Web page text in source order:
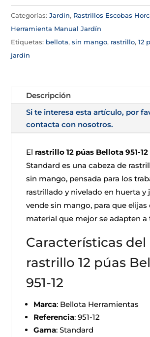
Categorías:Jardin, Rastrillos Escobas
Herramienta Manual Jardín
Etiquetas: bellota,sin mango, rastrillo,12
jardin
Descripción
Si te interesa esta artículo, por
contacta con nosotros.
El rastrillo 12 púas Bellota 951-12
Standard es una cabeza de
sin mango, pensada para los
rastrillado y nivelado en huerta y
vende sin mango, para que elijas
material que mejor se adapten a
Características del
rastrillo 12 púas
951-12
Marca: Bellota Herramientas
Referencia: 951-12
Gama: Standard